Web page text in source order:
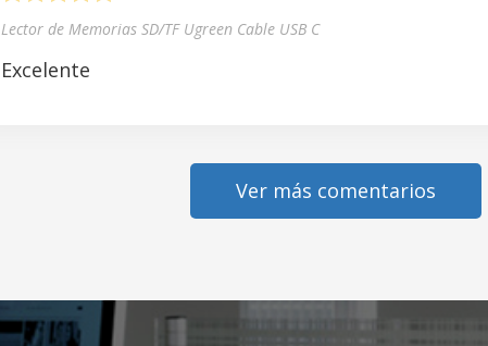
Lector de Memorias SD/TF Ugreen Cable USB C
Excelente
Ver más comentarios